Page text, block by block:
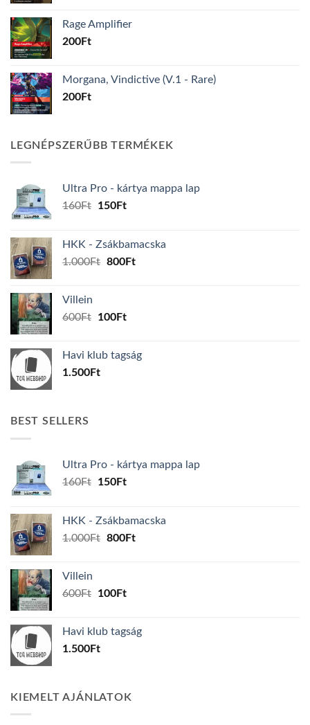
Rage Amplifier
200Ft
Morgana, Vindictive (V.1 - Rare)
200Ft
LEGNÉPSZERŰBB TERMÉKEK
Ultra Pro - kártya mappa lap
160Ft
Original
160Ft.
150FtCurrent
150Ft.
HKK - Zsákbamacska
1.000Ft Original
800FtCurrent
Villein
600Ft
Original
600Ft.
100FtCurrent
100Ft.
Havi klub tagság
1.500Ft
BEST SELLERS
Ultra Pro - kártya mappa lap
160Ft
Original
160Ft.
150FtCurrent
150Ft.
HKK - Zsákbamacska
1.000Ft Original
800FtCurrent
Villein
600Ft
Original
600Ft.
100FtCurrent
100Ft.
Havi klub tagság
1.500Ft
KIEMELT AJÁNLATOK